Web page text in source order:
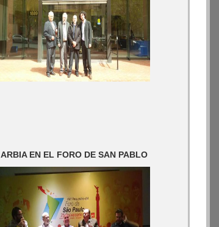
ARBIA EN EL FORO DE SAN PABLO